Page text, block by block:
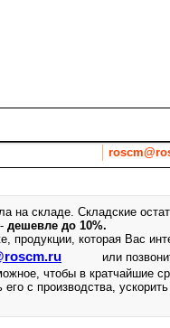
на складе. Складские
дешевле до 10%.
которая Вас
или
чтобы в кратчайшие
с производства,